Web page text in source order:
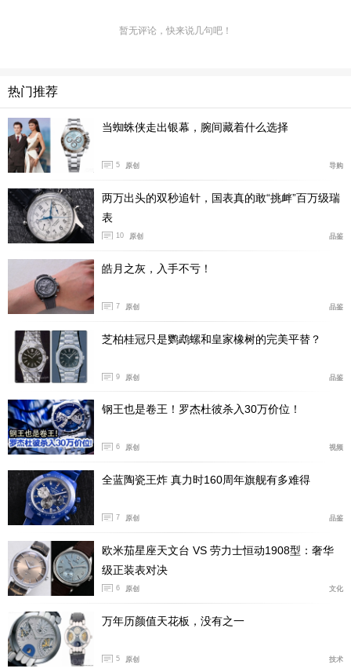
李梦超：但是这些还不是这只怀表最厉害的地方，它最厉
害的地方，是爱彼在这款怀表上首创了世界历功能，开创
了钟表整合世界历法这块的先河。
那什么是世界历？我给大家解释一下哈，爱彼就将阳历、
阴历与阴阳合历的运行周期，都整合在了这只怀表的表背
上，理顺条理，并且能清晰精准的显示出来。
暂无评论，快来说几句吧！
热门推荐
当蜘蛛侠走出银幕，腕间藏着什么选择
5 原创 导购
两万出头的双秒追针，国表真的敢“挑衅”百万级瑞
表
10 原创 品鉴
皓月之灰，入手不亏！
7 原创 品鉴
芝柏桂冠只是鹦鹉螺和皇家橡树的完美平替？
9 原创 品鉴
钢王也是卷王！罗杰杜彼杀入30万价位！
6 原创 视频
全蓝陶瓷王炸 真力时160周年旗舰有多难得
7 原创 品鉴
欧米茄星座天文台 VS 劳力士恒动1908型：奢华
级正装表对决
6 原创 文化
万年历颜值天花板，没有之一
5 原创 技术